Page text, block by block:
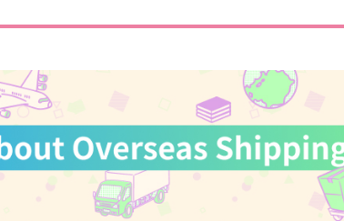
作品詳細
Panier
サンプル 作品詳細
Panier
3,615
サンプル